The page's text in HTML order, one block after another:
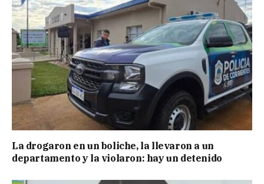
La drogaron en un boliche, la llevaron a un
departamento y la violaron: hay un detenido